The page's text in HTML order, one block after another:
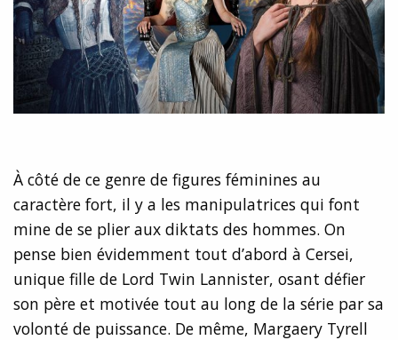
À côté de ce genre de figures féminines au
caractère fort, il y a les manipulatrices qui font
mine de se plier aux diktats des hommes. On
pense bien évidemment tout d’abord à Cersei,
unique fille de Lord Twin Lannister, osant défier
son père et motivée tout au long de la série par sa
volonté de puissance. De même, Margaery Tyrell